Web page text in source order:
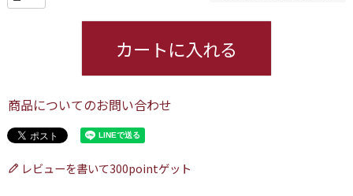
カートに入れる
商品についてのお問い合わせ
レビューを書いて300pointゲット